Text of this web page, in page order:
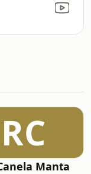
RC
Manta